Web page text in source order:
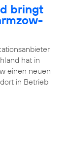
bringt
hat in
einen neuen
in Betrieb